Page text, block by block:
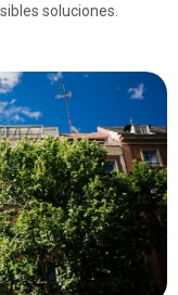
soluciones.